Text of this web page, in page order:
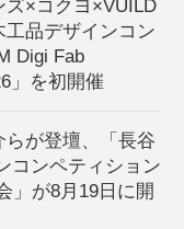
ズ×コクヨ×VUILD
品デザインコン
Digi Fab
」を初開催
が登壇、「長谷
コンペティション
」が8月19日に開